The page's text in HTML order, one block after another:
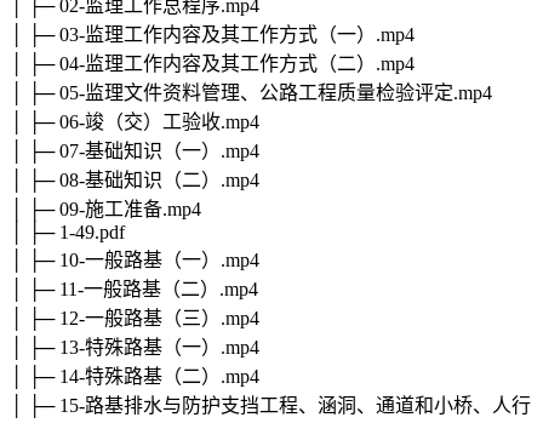
│ ├─ 02-监理工作总程序.mp4
│ ├─ 03-监理工作内容及其工作方式（一）.mp4
│ ├─ 04-监理工作内容及其工作方式（二）.mp4
│ ├─ 05-监理文件资料管理、公路工程质量检验评定.mp4
│ ├─ 06-竣（交）工验收.mp4
│ ├─ 07-基础知识（一）.mp4
│ ├─ 08-基础知识（二）.mp4
│ ├─ 09-施工准备.mp4
│ ├─ 1-49.pdf
│ ├─ 10-一般路基（一）.mp4
│ ├─ 11-一般路基（二）.mp4
│ ├─ 12-一般路基（三）.mp4
│ ├─ 13-特殊路基（一）.mp4
│ ├─ 14-特殊路基（二）.mp4
│ ├─ 15-路基排水与防护支挡工程、涵洞、通道和小桥、人行